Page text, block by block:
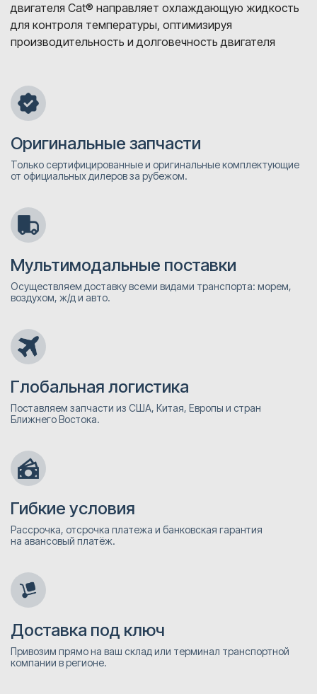
двигателя Cat® направляет охлаждающую жидкость
для контроля температуры, оптимизируя
производительность и долговечность двигателя
Оригинальные запчасти
Только сертифицированные и оригинальные комплектующие
от официальных дилеров за рубежом.
Мультимодальные поставки
Осуществляем доставку всеми видами транспорта: морем,
воздухом, ж/д и авто.
Глобальная логистика
Поставляем запчасти из США, Китая, Европы и стран
Ближнего Востока.
Гибкие условия
Рассрочка, отсрочка платежа и банковская гарантия
на авансовый платёж.
Доставка под ключ
Привозим прямо на ваш склад или терминал транспортной
компании в регионе.